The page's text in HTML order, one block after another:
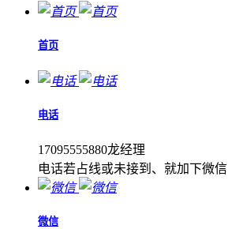
首页
电话
17095555880龙经理
电话若占线或未接到、就加下微信
微信